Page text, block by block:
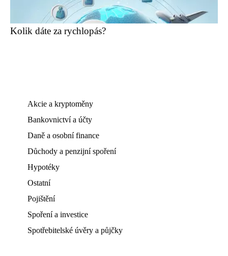
Kolik dáte za rychlopás?
Akcie a kryptoměny
Bankovnictví a účty
Daně a osobní finance
Důchody a penzijní spoření
Hypotéky
Ostatní
Pojištění
Spoření a investice
Spotřebitelské úvěry a půjčky